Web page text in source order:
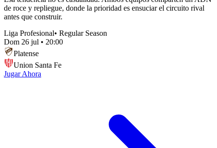
de roce y repliegue, donde la prioridad es ensuciar el circuito rival
antes que construir.
Liga Profesional• Regular Season
Dom 26 jul • 20:00
Platense
Union Santa Fe
Jugar Ahora